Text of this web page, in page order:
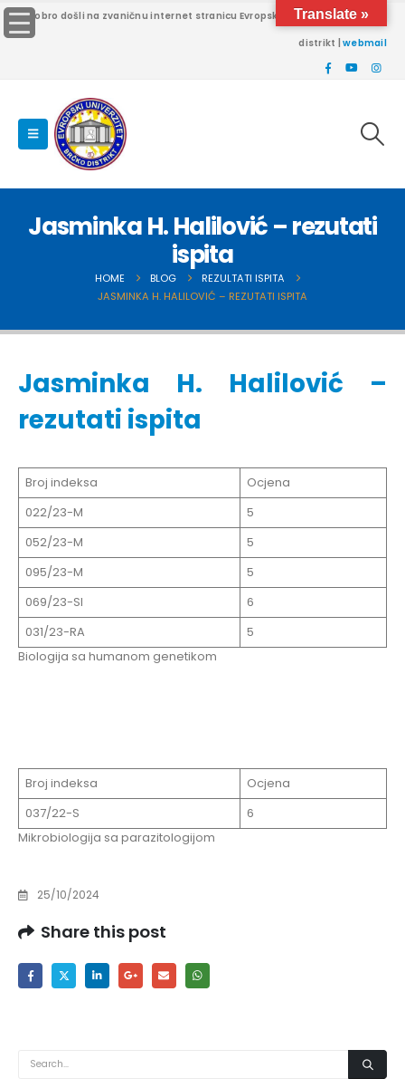
Dobro došli na zvaničnu internet stranicu Evropskog univerziteta Brčko
distrikt |webmail
Jasminka H. Halilović – rezutati
ispita
HOME BLOG
REZULTATI ISPITA
JASMINKA H. HALILOVIĆ – REZUTATI ISPITA
Jasminka H. Halilović –
rezutati ispita
Broj indeksa
Ocjena
022/23-M
5
052/23-M
5
095/23-M
5
069/23-SI
6
031/23-RA
5
Biologija sa humanom genetikom
Broj indeksa
Ocjena
037/22-S
6
Mikrobiologija sa parazitologijom
25/10/2024
Share this post
Translate »